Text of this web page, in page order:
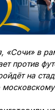
«Сочи» в
против
на